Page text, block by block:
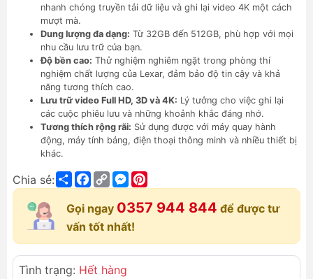
nhanh chóng truyền tải dữ liệu và ghi lại video 4K một cách
mượt mà.
Dung lượng đa dạng: Từ 32GB đến 512GB, phù hợp với mọi
nhu cầu lưu trữ của bạn.
Độ bền cao: Thử nghiệm nghiêm ngặt trong phòng thí
nghiệm chất lượng của Lexar, đảm bảo độ tin cậy và khả
năng tương thích cao.
Lưu trữ video Full HD, 3D và 4K: Lý tưởng cho việc ghi lại
các cuộc phiêu lưu và những khoảnh khắc đáng nhớ.
Tương thích rộng rãi: Sử dụng được với máy quay hành
động, máy tính bảng, điện thoại thông minh và nhiều thiết bị
khác.
Chia sẻ: ShareFacebook
Copy
Link
Messenger
Gọi ngay 0357 944 844 để được tư
vấn tốt nhất!
Tình trạng: Hết hàng